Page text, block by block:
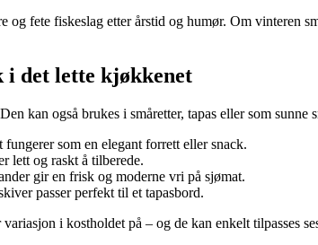
og fete fiskeslag etter årstid og humør. Om vinteren
i det lette kjøkkenet
kan også brukes i småretter, tapas eller som sunne
fungerer som en elegant forrett eller snack.
lett og raskt å tilberede.
gir en frisk og moderne vri på sjømat.
passer perfekt til et tapasbord.
i kostholdet på – og de kan enkelt tilpasses